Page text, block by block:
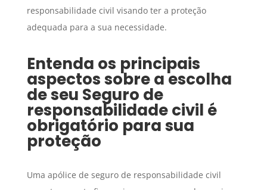
responsabilidade civil visando ter a proteção
adequada para a sua necessidade.
Entenda os principais
aspectos sobre a escolha
de seu Seguro de
responsabilidade civil é
obrigatório para sua
proteção
Uma apólice de seguro de responsabilidade civil